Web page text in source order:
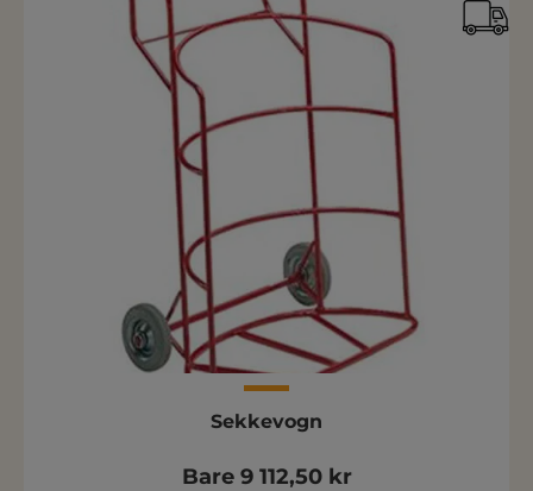
Sekkevogn
Bare 9 112,50 kr